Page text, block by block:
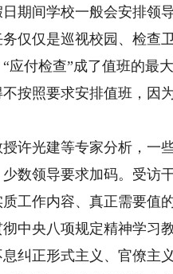
期间学校一般会安排领
仅仅是巡视校园、检查
付检查”成了值班的最
按照要求安排值班，因
光建等专家分析，一
数领导要求加码。受访
工作内容、真正需要值的
央八项规定精神学习
纠正形式主义、官僚主